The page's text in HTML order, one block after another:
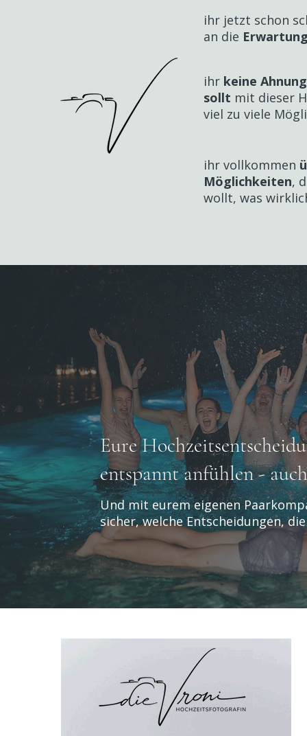
ihr jetzt schon
an die
ihr keine
sollt mit dieser
viel zu viele
ihr vollkommen
Möglichkeiten,
wollt, was
Eure
entspannt anfühlen -
Und mit eurem eigenen
sicher, welche Entscheidungen,